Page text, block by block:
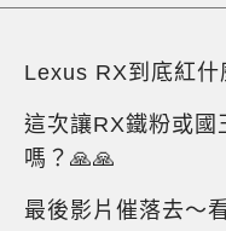
Lexus RX到底紅什
這次讓RX鐵粉或國
嗎？🙏🙏
最後影片催落去～